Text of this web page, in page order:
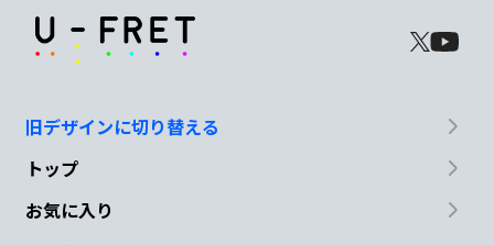
旧デザインに切り替える
トップ
お気に入り